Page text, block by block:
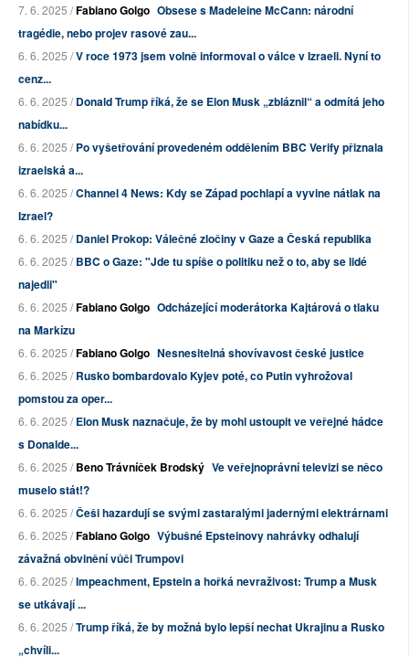
7. 6. 2025 /Fabiano Golgo Obsese s Madeleine McCann: národní
tragédie, nebo projev rasové zau...
6. 6. 2025 /V roce 1973 jsem volně informoval o válce v Izraeli. Nyní to
cenz...
6. 6. 2025 /Donald Trump říká, že se Elon Musk „zbláznil“ a odmítá jeho
nabídku...
6. 6. 2025 /Po vyšetřování provedeném oddělením BBC Verify přiznala
izraelská a...
6. 6. 2025 /Channel 4 News: Kdy se Západ pochlapí a vyvine nátlak na
Izrael?
6. 6. 2025 /Daniel Prokop: Válečné zločiny v Gaze a Česká republika
6. 6. 2025 /BBC o Gaze: "Jde tu spíše o politiku než o to, aby se lidé
najedli"
6. 6. 2025 /Fabiano Golgo Odcházející moderátorka Kajtárová o tlaku
na Markízu
6. 6. 2025 /Fabiano Golgo Nesnesitelná shovívavost české justice
6. 6. 2025 /Rusko bombardovalo Kyjev poté, co Putin vyhrožoval
pomstou za oper...
6. 6. 2025 /Elon Musk naznačuje, že by mohl ustoupit ve veřejné hádce
s Donalde...
6. 6. 2025 /Beno Trávníček Brodský Ve veřejnoprávní televizi se něco
muselo stát!?
6. 6. 2025 /Češi hazardují se svými zastaralými jadernými elektrárnami
6. 6. 2025 /Fabiano Golgo Výbušné Epsteinovy nahrávky odhalují
závažná obvinění vůči Trumpovi
6. 6. 2025 /Impeachment, Epstein a hořká nevraživost: Trump a Musk
se utkávají ...
6. 6. 2025 /Trump říká, že by možná bylo lepší nechat Ukrajinu a Rusko
„chvíli...